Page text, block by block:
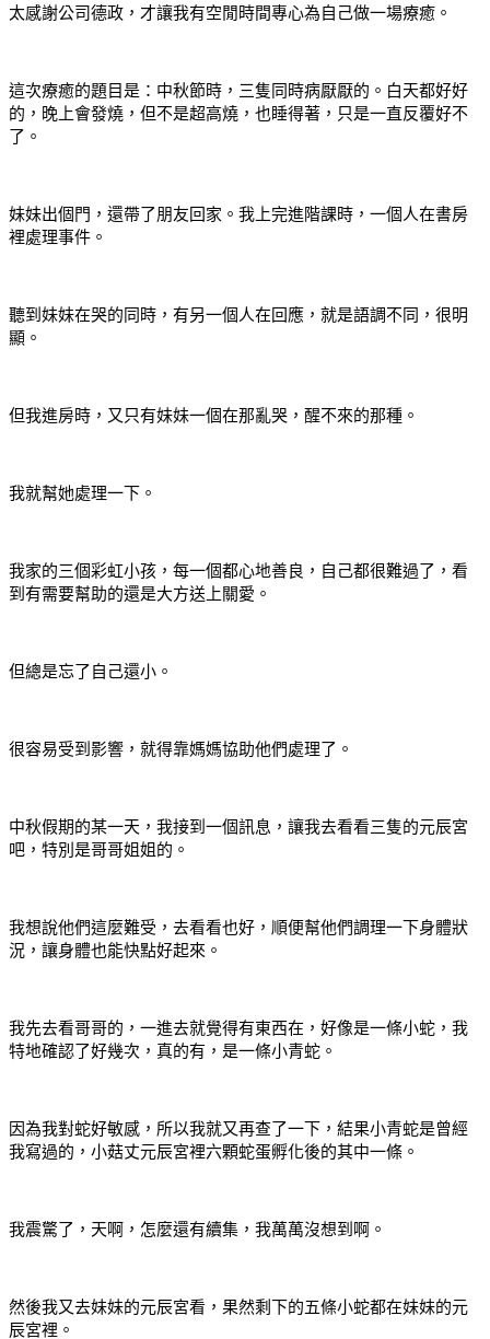
太感謝公司德政，才讓我有空閒時間專心為自己做一場療癒。
這次療癒的題目是：中秋節時，三隻同時病厭厭的。白天都好好
的，晚上會發燒，但不是超高燒，也睡得著，只是一直反覆好不
了。
妹妹出個門，還帶了朋友回家。我上完進階課時，一個人在書房
裡處理事件。
聽到妹妹在哭的同時，有另一個人在回應，就是語調不同，很明
顯。
但我進房時，又只有妹妹一個在那亂哭，醒不來的那種。
我就幫她處理一下。
我家的三個彩虹小孩，每一個都心地善良，自己都很難過了，看
到有需要幫助的還是大方送上關愛。
但總是忘了自己還小。
很容易受到影響，就得靠媽媽協助他們處理了。
中秋假期的某一天，我接到一個訊息，讓我去看看三隻的元辰宮
吧，特別是哥哥姐姐的。
我想說他們這麼難受，去看看也好，順便幫他們調理一下身體狀
況，讓身體也能快點好起來。
我先去看哥哥的，一進去就覺得有東西在，好像是一條小蛇，我
特地確認了好幾次，真的有，是一條小青蛇。
因為我對蛇好敏感，所以我就又再查了一下，結果小青蛇是曾經
我寫過的，小菇丈元辰宮裡六顆蛇蛋孵化後的其中一條。
我震驚了，天啊，怎麼還有續集，我萬萬沒想到啊。
然後我又去妹妹的元辰宮看，果然剩下的五條小蛇都在妹妹的元
辰宮裡。